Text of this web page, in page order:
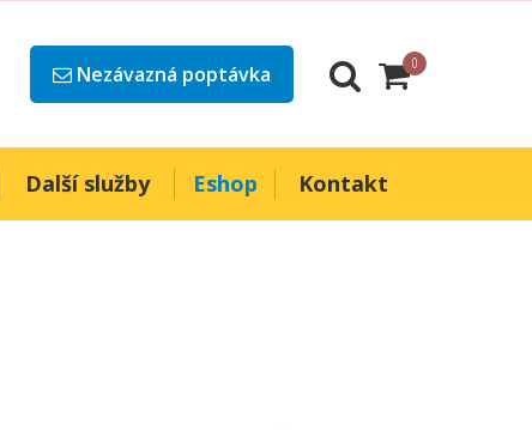
Nezávazná poptávka 0
Další služby Eshop Kontakt